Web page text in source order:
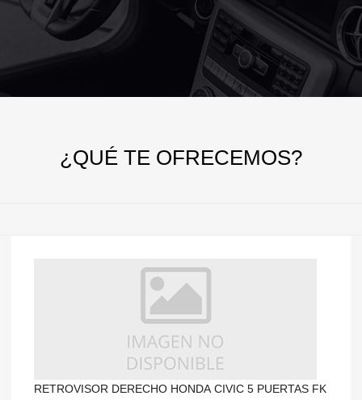
¿QUÉ TE OFRECEMOS?
RETROVISOR DERECHO HONDA CIVIC 5 PUERTAS FK